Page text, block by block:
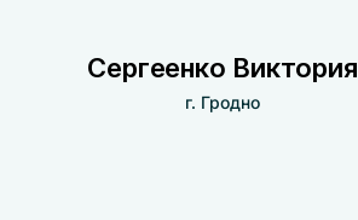
Сергеенко Виктория
г. Гродно